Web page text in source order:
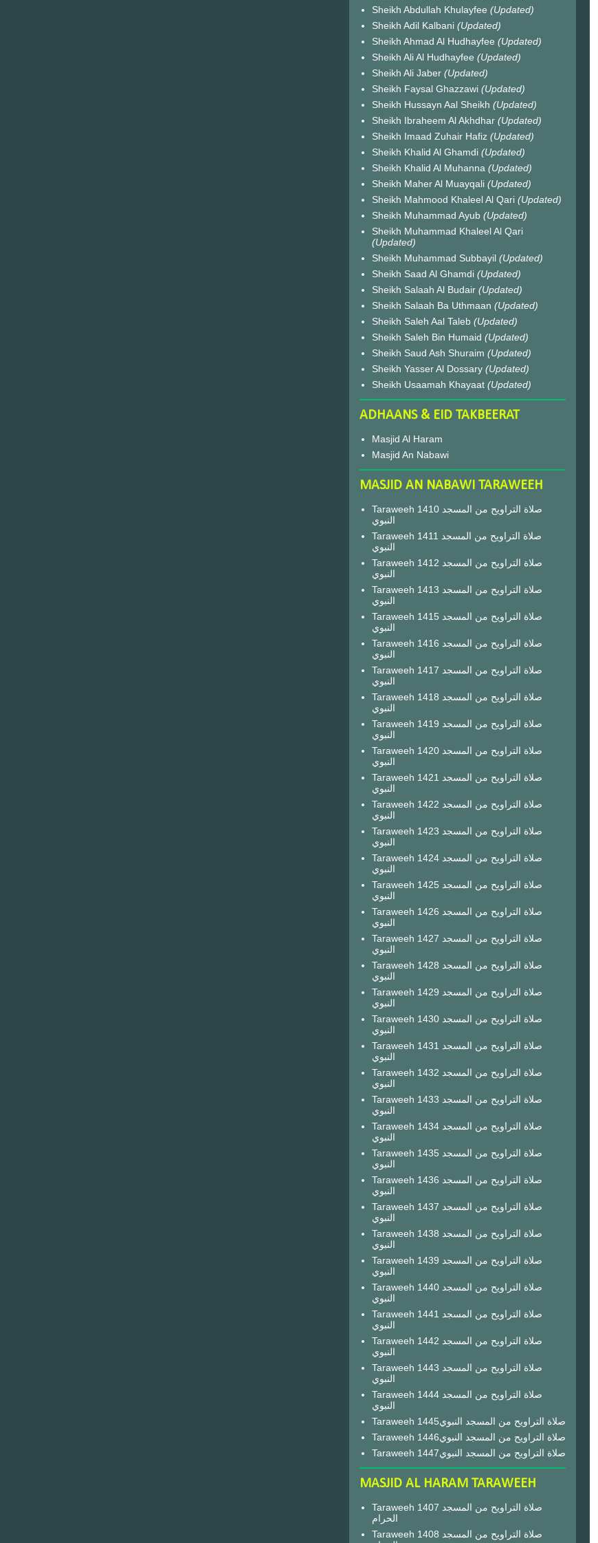
Sheikh Abdullah Khulayfee (Updated)
Sheikh Adil Kalbani (Updated)
Sheikh Ahmad Al Hudhayfee (Updated)
Sheikh Ali Al Hudhayfee (Updated)
Sheikh Ali Jaber (Updated)
Sheikh Faysal Ghazzawi (Updated)
Sheikh Hussayn Aal Sheikh (Updated)
Sheikh Ibraheem Al Akhdhar (Updated)
Sheikh Imaad Zuhair Hafiz (Updated)
Sheikh Khalid Al Ghamdi (Updated)
Sheikh Khalid Al Muhanna (Updated)
Sheikh Maher Al Muayqali (Updated)
Sheikh Mahmood Khaleel Al Qari (Updated)
Sheikh Muhammad Ayub (Updated)
Sheikh Muhammad Khaleel Al Qari
(Updated)
Sheikh Muhammad Subbayil (Updated)
Sheikh Saad Al Ghamdi (Updated)
Sheikh Salaah Al Budair (Updated)
Sheikh Salaah Ba Uthmaan (Updated)
Sheikh Saleh Aal Taleb (Updated)
Sheikh Saleh Bin Humaid (Updated)
Sheikh Saud Ash Shuraim (Updated)
Sheikh Yasser Al Dossary (Updated)
Sheikh Usaamah Khayaat (Updated)
ADHAANS & EID TAKBEERAT
Masjid Al Haram
Masjid An Nabawi
MASJID AN NABAWI TARAWEEH
Taraweeh 1410 صلاة التراويح من المسجد
النبوي
Taraweeh 1411 صلاة التراويح من المسجد
النبوي
Taraweeh 1412 صلاة التراويح من المسجد
النبوي
Taraweeh 1413 صلاة التراويح من المسجد
النبوي
Taraweeh 1415 صلاة التراويح من المسجد
النبوي
Taraweeh 1416 صلاة التراويح من المسجد
النبوي
Taraweeh 1417 صلاة التراويح من المسجد
النبوي
Taraweeh 1418 صلاة التراويح من المسجد
النبوي
Taraweeh 1419 صلاة التراويح من المسجد
النبوي
Taraweeh 1420 صلاة التراويح من المسجد
النبوي
Taraweeh 1421 صلاة التراويح من المسجد
النبوي
Taraweeh 1422 صلاة التراويح من المسجد
النبوي
Taraweeh 1423 صلاة التراويح من المسجد
النبوي
Taraweeh 1424 صلاة التراويح من المسجد
النبوي
Taraweeh 1425 صلاة التراويح من المسجد
النبوي
Taraweeh 1426 صلاة التراويح من المسجد
النبوي
Taraweeh 1427 صلاة التراويح من المسجد
النبوي
Taraweeh 1428 صلاة التراويح من المسجد
النبوي
Taraweeh 1429 صلاة التراويح من المسجد
النبوي
Taraweeh 1430 صلاة التراويح من المسجد
النبوي
Taraweeh 1431 صلاة التراويح من المسجد
النبوي
Taraweeh 1432 صلاة التراويح من المسجد
النبوي
Taraweeh 1433 صلاة التراويح من المسجد
النبوي
Taraweeh 1434 صلاة التراويح من المسجد
النبوي
Taraweeh 1435 صلاة التراويح من المسجد
النبوي
Taraweeh 1436 صلاة التراويح من المسجد
النبوي
Taraweeh 1437 صلاة التراويح من المسجد
النبوي
Taraweeh 1438 صلاة التراويح من المسجد
النبوي
Taraweeh 1439 صلاة التراويح من المسجد
النبوي
Taraweeh 1440 صلاة التراويح من المسجد
النبوي
Taraweeh 1441 صلاة التراويح من المسجد
النبوي
Taraweeh 1442 صلاة التراويح من المسجد
النبوي
Taraweeh 1443 صلاة التراويح من المسجد
النبوي
Taraweeh 1444 صلاة التراويح من المسجد
النبوي
Taraweeh 1445صلاة التراويح من المسجد النبوي
Taraweeh 1446صلاة التراويح من المسجد النبوي
Taraweeh 1447صلاة التراويح من المسجد النبوي
MASJID AL HARAM TARAWEEH
Taraweeh 1407 صلاة التراويح من المسجد
الحرام
Taraweeh 1408 صلاة التراويح من المسجد